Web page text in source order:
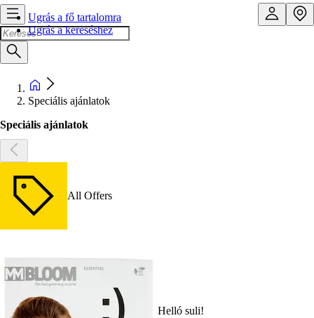
Ugrás a fő tartalomra
Ugrás a kereséshez
Speciális ajánlatok
Speciális ajánlatok
All Offers
Helló suli!